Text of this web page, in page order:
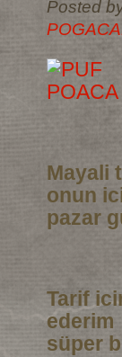
Posted
Mayali
onun
pazar
Tarif
ederim
süper